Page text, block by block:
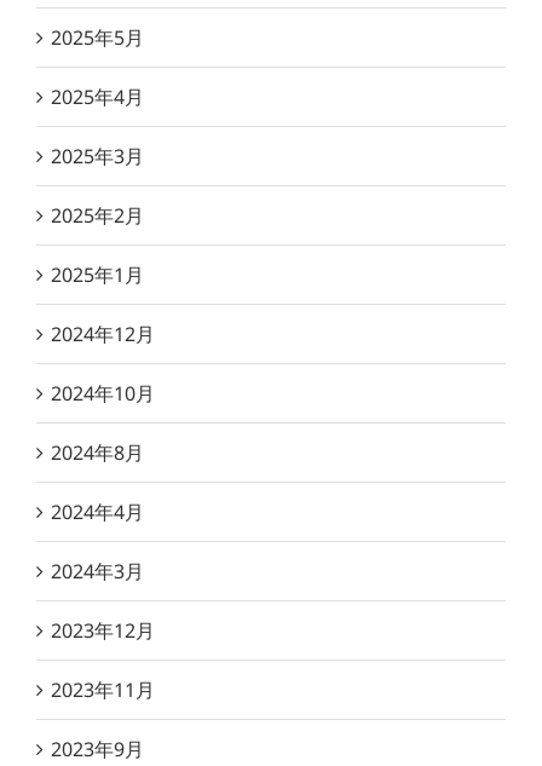
2025年5月
2025年4月
2025年3月
2025年2月
2025年1月
2024年12月
2024年10月
2024年8月
2024年4月
2024年3月
2023年12月
2023年11月
2023年9月